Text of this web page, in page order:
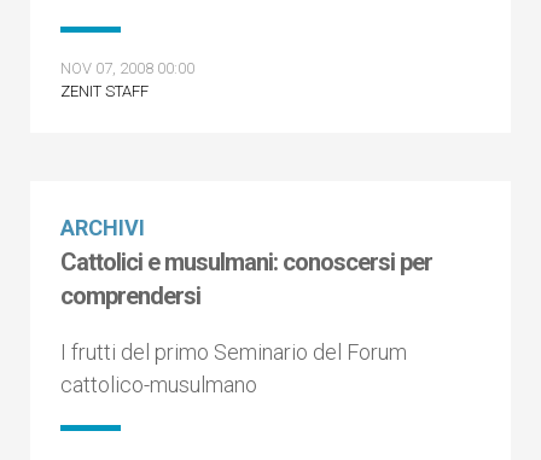
NOV 07, 2008 00:00
ZENIT STAFF
ARCHIVI
Cattolici e musulmani: conoscersi per
comprendersi
I frutti del primo Seminario del Forum
cattolico-musulmano